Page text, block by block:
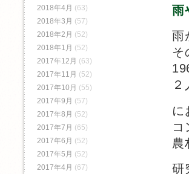
雨
雨
そ
に
コ
農
研
2018年4月 (63)
2018年3月 (57)
2018年2月 (52)
2018年1月 (52)
2017年12月 (63)
2017年11月 (52)
2017年10月 (55)
2017年9月 (57)
2017年8月 (52)
2017年7月 (65)
2017年6月 (52)
2017年5月 (52)
2017年4月 (67)